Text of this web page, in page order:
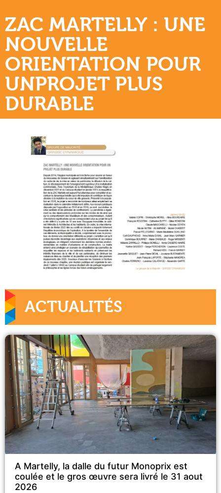
ZAC MARTELLY : UNE
NOUVELLE
ORIENTATION POUR
UNPROJET PLUS
DURABLE
ACTUALITÉS
A Martelly, la dalle du futur Monoprix est
coulée et le gros œuvre sera livré le 31 aout
2026